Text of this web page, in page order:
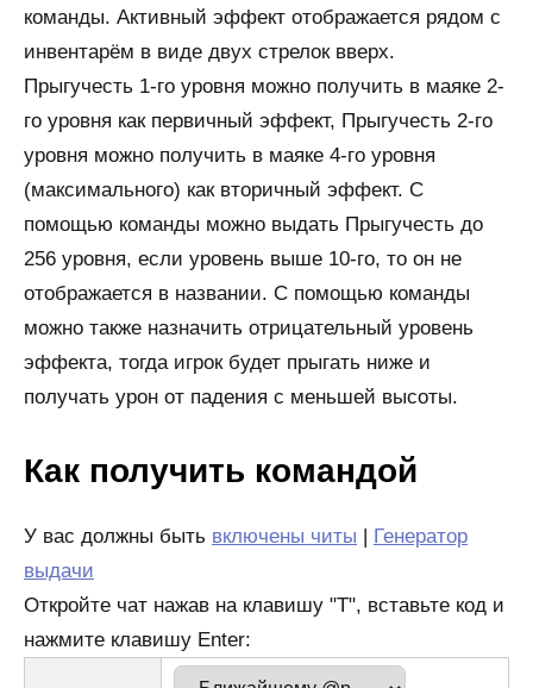
команды. Активный эффект отображается рядом с
инвентарём в виде двух стрелок вверх.
Прыгучесть 1-го уровня можно получить в маяке 2-
го уровня как первичный эффект, Прыгучесть 2-го
уровня можно получить в маяке 4-го уровня
(максимального) как вторичный эффект. С
помощью команды можно выдать Прыгучесть до
256 уровня, если уровень выше 10-го, то он не
отображается в названии. С помощью команды
можно также назначить отрицательный уровень
эффекта, тогда игрок будет прыгать ниже и
получать урон от падения с меньшей высоты.
Как получить командой
У вас должны быть включены читы | Генератор
выдачи
Откройте чат нажав на клавишу "T", вставьте код и
нажмите клавишу Enter: